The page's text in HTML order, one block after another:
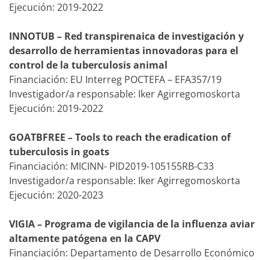
Ejecución: 2019-2022
INNOTUB – Red transpirenaica de investigación y
desarrollo de herramientas innovadoras para el
control de la tuberculosis animal
Financiación: EU Interreg POCTEFA – EFA357/19
Investigador/a responsable: Iker Agirregomoskorta
Ejecución: 2019-2022
GOATBFREE – Tools to reach the eradication of
tuberculosis in goats
Financiación: MICINN- PID2019-105155RB-C33
Investigador/a responsable: Iker Agirregomoskorta
Ejecución: 2020-2023
VIGIA – Programa de vigilancia de la influenza aviar
altamente patógena en la CAPV
Financiación: Departamento de Desarrollo Económico